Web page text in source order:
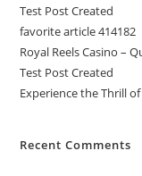
Test Post Created
favorite article 414182
Royal Reels Casino –
Test Post Created
Experience the Thrill
Recent Comments